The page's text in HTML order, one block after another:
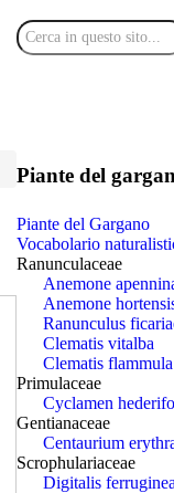
Cerca
Piante del
Piante del Gargano
Vocabolario
Ranunculaceae
Anemone
Anemone
Ranunculus
Clematis vitalba
Clematis flammula
Primulaceae
Cyclamen
Gentianaceae
Centaurium
Scrophulariaceae
Digitalis ferruginea